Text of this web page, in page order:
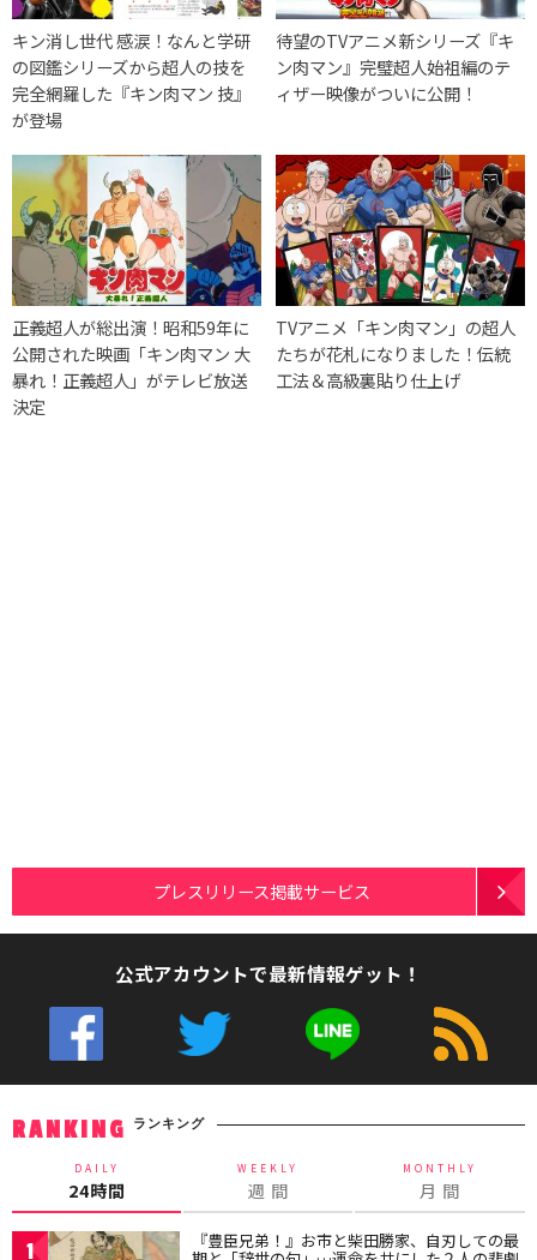
キン消し世代 感涙！なんと学研
の図鑑シリーズから超人の技を
完全網羅した『キン肉マン 技』
が登場
待望のTVアニメ新シリーズ『キ
ン肉マン』完璧超人始祖編のテ
ィザー映像がついに公開！
正義超人が総出演！昭和59年に
公開された映画「キン肉マン 大
暴れ！正義超人」がテレビ放送
決定
TVアニメ「キン肉マン」の超人
たちが花札になりました！伝統
工法＆高級裏貼り仕上げ
プレスリリース掲載サービス
公式アカウントで最新情報ゲット！
RANKING ランキング
DAILY
24時間
WEEKLY
週 間
MONTHLY
月 間
1 『豊臣兄弟！』お市と柴田勝家、自刃しての最